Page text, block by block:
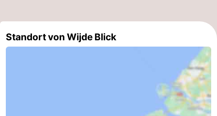
Standort von Wijde Blick